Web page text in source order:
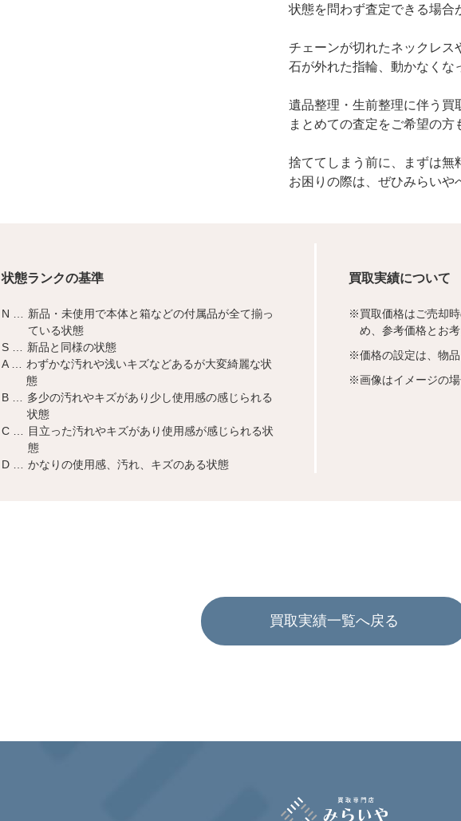
状態を問わず査定できる場合
チェーンが切れたネックレス
石が外れた指輪、動かなくな
遺品整理・生前整理に伴う買
まとめての査定をご希望の方
捨ててしまう前に、まずは無
お困りの際は、ぜひみらいや
状態ランクの基準
N … 新品・未使用で本体と箱などの付属品が全て揃っ
ている状態
S … 新品と同様の状態
A … わずかな汚れや浅いキズなどあるが大変綺麗な状
態
B … 多少の汚れやキズがあり少し使用感の感じられる
状態
C … 目立った汚れやキズがあり使用感が感じられる状
態
D … かなりの使用感、汚れ、キズのある状態
買取実績について
※買取価格はご売却
め、参考価格とお考
※価格の設定は、物
※画像はイメージの場
買取実績一覧へ戻る